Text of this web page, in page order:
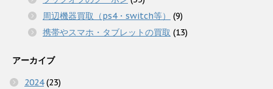
周辺機器買取（ps4・switch等）
(9)
携帯やスマホ・タブレットの買取 (13)
アーカイブ
2024(23)